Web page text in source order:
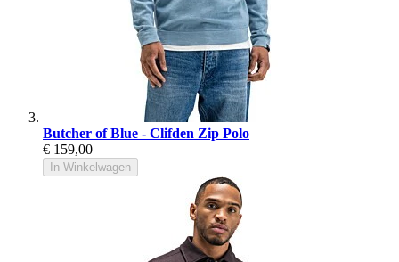
Butcher of Blue - Clifden Zip Polo
€ 159,00
In Winkelwagen